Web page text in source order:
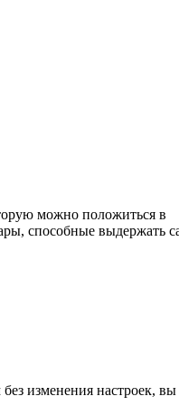
можно положиться в
способные выдержать
изменения настроек,